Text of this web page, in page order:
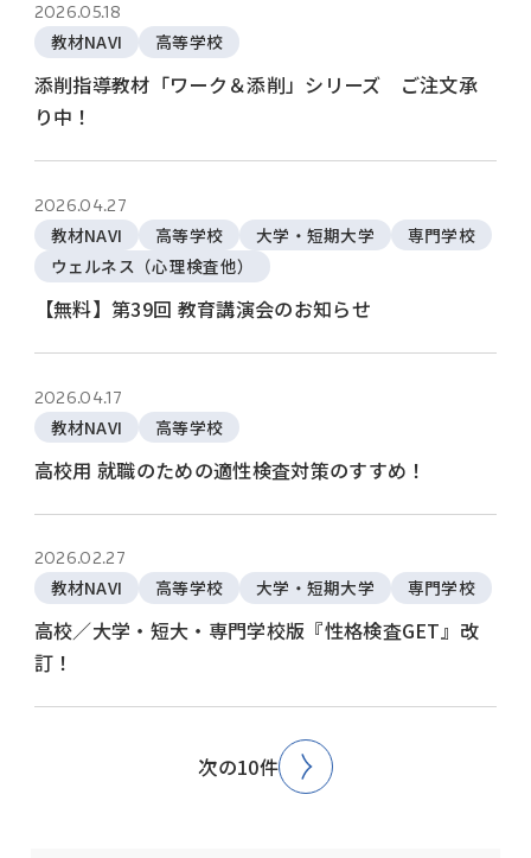
2026.05.18
教材NAVI 高等学校
添削指導教材「ワーク＆添削」シリーズ ご注文承
り中！
2026.04.27
教材NAVI 高等学校 大学・短期大学
専門学校
ウェルネス（心理検査他）
【無料】第39回 教育講演会のお知らせ
2026.04.17
教材NAVI 高等学校
高校用 就職のための適性検査対策のすすめ！
2026.02.27
教材NAVI 高等学校 大学・短期大学 専門学校
高校／大学・短大・専門学校版『性格検査GET』改
訂！
次の10件